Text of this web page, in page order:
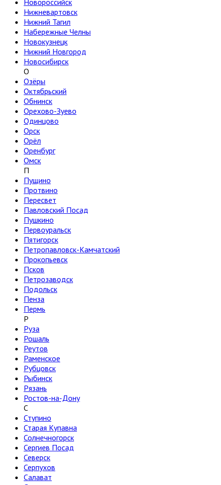
Новороссийск
Нижневартовск
Нижний Тагил
Набережные Челны
Новокузнецк
Нижний Новгород
Новосибирск
О
Озёры
Октябрьский
Обнинск
Орехово-Зуево
Одинцово
Орск
Орёл
Оренбург
Омск
П
Пущино
Протвино
Пересвет
Павловский Посад
Пушкино
Первоуральск
Пятигорск
Петропавловск-Камчатский
Прокопьевск
Псков
Петрозаводск
Подольск
Пенза
Пермь
Р
Руза
Рошаль
Реутов
Раменское
Рубцовск
Рыбинск
Рязань
Ростов-на-Дону
С
Ступино
Старая Купавна
Солнечногорск
Сергиев Посад
Северск
Серпухов
Салават